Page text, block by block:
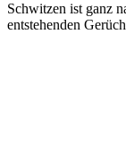
Schwitzen ist ganz
entstehenden